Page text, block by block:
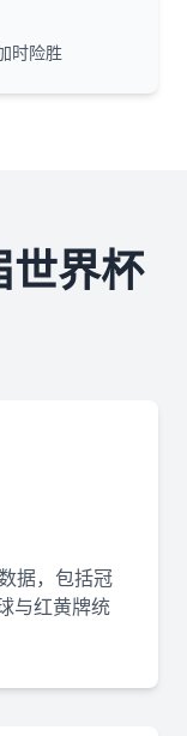
时险胜
世界杯
据，包括冠
与红黄牌统